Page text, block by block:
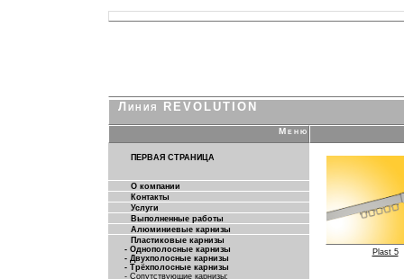
Линия REVOLUTION
Меню
ПЕРВАЯ СТРАНИЦА
О компании
Контакты
Услуги
Выполненные работы
Алюминиевые карнизы
Пластиковые карнизы
- Однополосные карнизы
- Двухполосные карнизы
- Трёхполосные карнизы
- Сопутствующие карнизы:
Plast 5